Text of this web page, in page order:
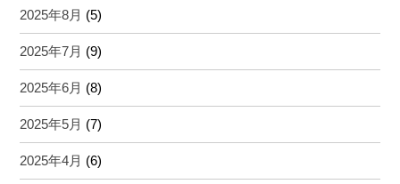
2025年8月 (5)
2025年7月 (9)
2025年6月 (8)
2025年5月 (7)
2025年4月 (6)